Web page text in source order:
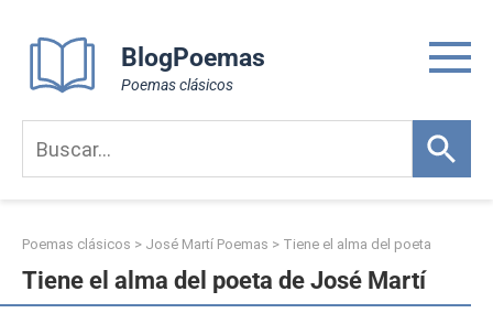
content
BlogPoemas
Poemas clásicos
Poemas clásicos > José Martí Poemas > Tiene el alma del poeta
Tiene el alma del poeta de José Martí